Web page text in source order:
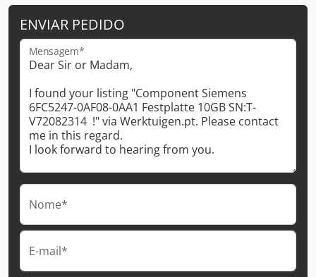
ENVIAR PEDIDO
Mensagem*
Nome*
E-mail*